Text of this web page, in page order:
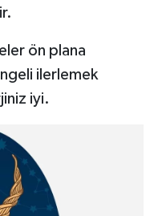
ön plana
ilerlemek
iyi.